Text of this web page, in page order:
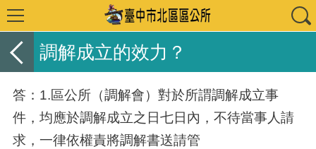
調解成立的效力？
答：1.區公所（調解會）對於所謂調解成立事
件，均應於調解成立之日七日內，不待當事人請
求，一律依權責將調解書送請管